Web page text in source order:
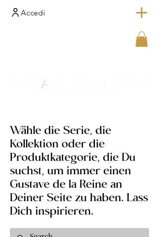
Accedi
Wähle die Serie, die
Kollektion oder die
Produktkategorie, die Du
suchst, um immer einen
Gustave de la Reine an
Deiner Seite zu haben. Lass
Dich inspirieren.